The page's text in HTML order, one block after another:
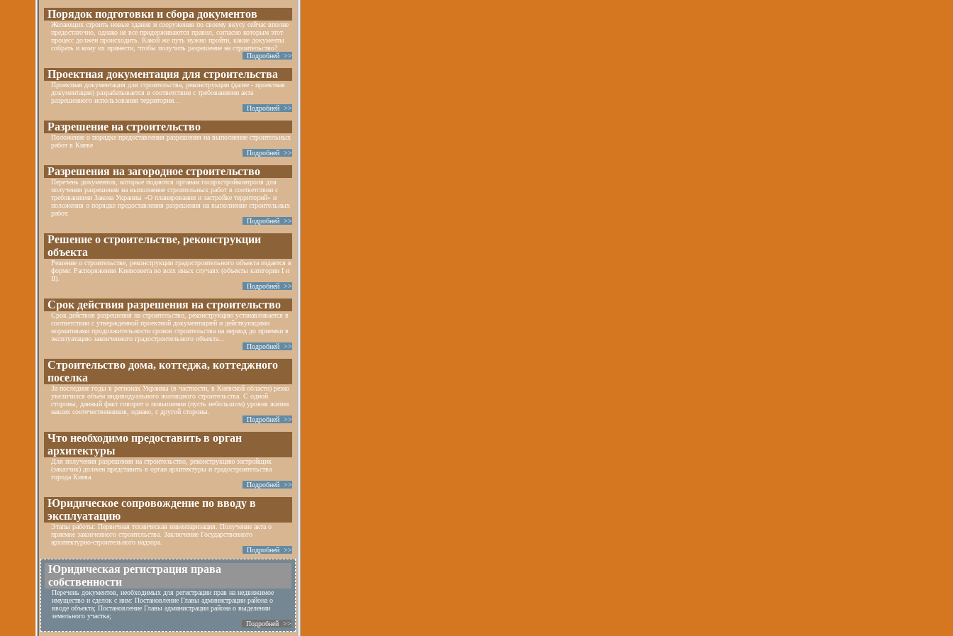
Порядок подготовки и сбора документов
Желающих строить новые здания и сооружения по своему вкусу сейчас вполне
предостаточно, однако не все придерживаются правил, согласно которым этот
процесс должен происходить. Какой же путь нужно пройти, какие документы
собрать и кому их принести, чтобы получить разрешение на строительство?
Подробней >>
Проектная документация для строительства
Проектная документация для строительства, реконструкции (далее - проектная
документация) разрабатывается в соответствии с требованиями акта
разрешенного использования территории...
Подробней >>
Разрешение на строительство
Положение о порядке предоставления разрешения на выполнение строительных
работ в Киеве
Подробней >>
Разрешения на загородное строительство
Перечень документов, которые подаются органам госархстройконтроля для
получения разрешения на выполнение строительных работ в соответствии с
требованиями Закона Украины «О планировании и застройке территорий» и
положения о порядке предоставления разрешения на выполнение строительных
работ.
Подробней >>
Решение о строительстве, реконструкции
объекта
Решение о строительстве, реконструкции градостроительного объекта издается в
форме: Распоряжения Киевсовета во всех иных случаях (объекты категории I и
II).
Подробней >>
Срок действия разрешения на строительство
Срок действия разрешения на строительство, реконструкцию устанавливается в
соответствии с утвержденной проектной документацией и действующими
нормативами продолжительности сроков строительства на период до приемки в
эксплуатацию законченного градостроительного объекта...
Подробней >>
Строительство дома, коттеджа, коттеджного
поселка
За последние годы в регионах Украины (в частности, в Киевской области) резко
увеличился объём индивидуального жилищного строительства. С одной
стороны, данный факт говорит о повышении (пусть небольшом) уровня жизни
наших соотечественников, однако, с другой стороны.
Подробней >>
Что необходимо предоставить в орган
архитектуры
Для получения разрешения на строительство, реконструкцию застройщик
(заказчик) должен представить в орган архитектуры и градостроительства
города Киева.
Подробней >>
Юридическое сопровождение по вводу в
эксплуатацию
Этапы работы: Первичная техническая инвентаризация. Получение акта о
приемке законченного строительства. Заключение Государственного
архитектурно-строительного надзора.
Подробней >>
Юридическая регистрация права
собственности
Перечень документов, необходимых для регистрации прав на недвижимое
имущество и сделок с ним: Постановление Главы администрации района о
вводе объекта; Постановление Главы администрации района о выделении
земельного участка;
Подробней >>